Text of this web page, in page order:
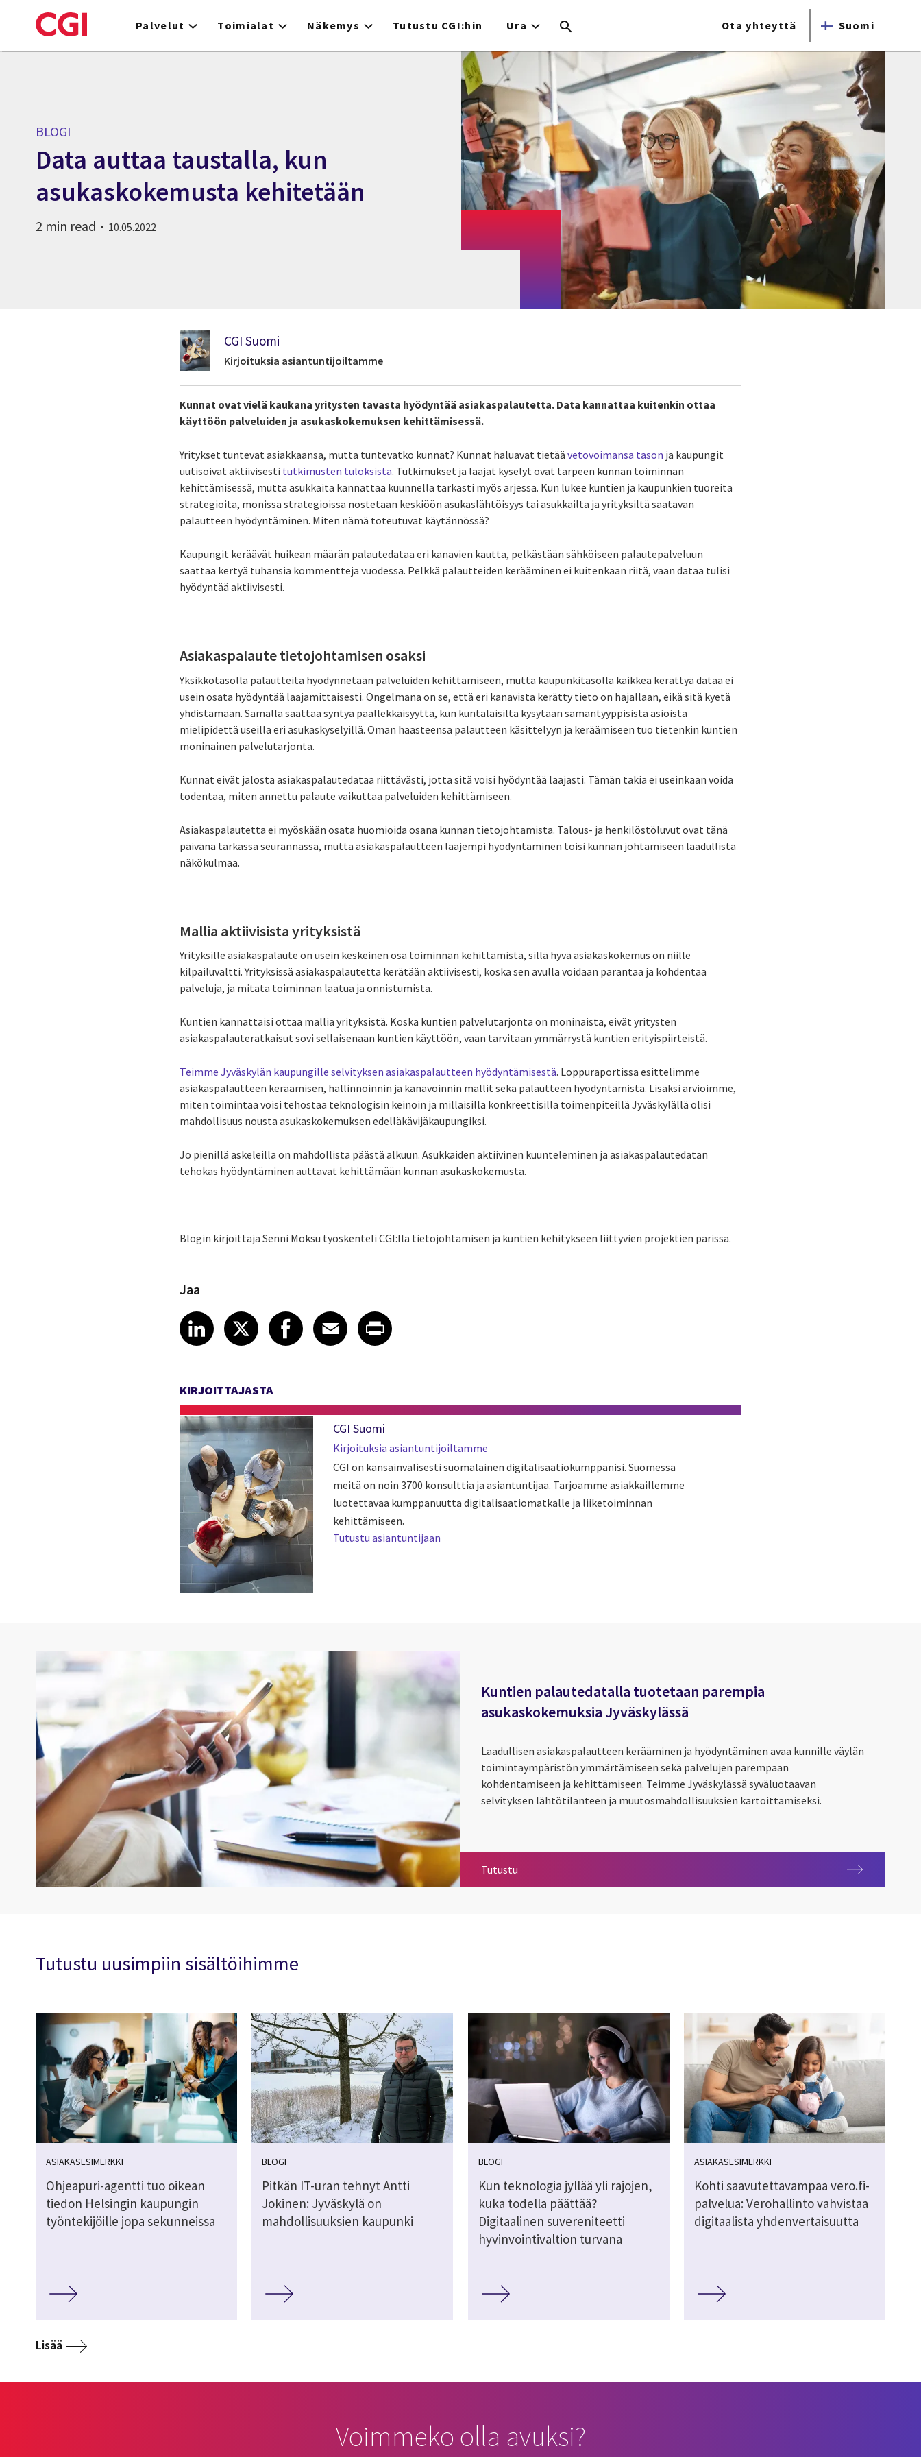
to
Palvelut Toimialat Näkemys Tutustu CGI:hin Ura Ota yhteyttä Suomi
BLOGI
Data auttaa taustalla, kun
asukaskokemusta kehitetään
2 min read 10.05.2022
CGI Suomi
Kirjoituksia asiantuntijoiltamme
Kunnat ovat vielä kaukana yritysten tavasta hyödyntää asiakaspalautetta. Data kannattaa kuitenkin ottaa
käyttöön palveluiden ja asukaskokemuksen kehittämisessä.
Yritykset tuntevat asiakkaansa, mutta tuntevatko kunnat? Kunnat haluavat tietäävetovoimansa tason ja kaupungit
uutisoivat aktiivisesti tutkimusten tuloksista. Tutkimukset ja laajat kyselyt ovat tarpeen kunnan toiminnan
kehittämisessä, mutta asukkaita kannattaa kuunnella tarkasti myös arjessa. Kun lukee kuntien ja kaupunkien tuoreita
strategioita, monissa strategioissa nostetaan keskiöön asukaslähtöisyys tai asukkailta ja yrityksiltä saatavan
palautteen hyödyntäminen. Miten nämä toteutuvat käytännössä?
Kaupungit keräävät huikean määrän palautedataa eri kanavien kautta, pelkästään sähköiseen palautepalveluun
saattaa kertyä tuhansia kommentteja vuodessa. Pelkkä palautteiden kerääminen ei kuitenkaan riitä, vaan dataa tulisi
hyödyntää aktiivisesti.
Asiakaspalaute tietojohtamisen osaksi
Yksikkötasolla palautteita hyödynnetään palveluiden kehittämiseen, mutta kaupunkitasolla kaikkea kerättyä dataa ei
usein osata hyödyntää laajamittaisesti. Ongelmana on se, että eri kanavista kerätty tieto on hajallaan, eikä sitä kyetä
yhdistämään. Samalla saattaa syntyä päällekkäisyyttä, kun kuntalaisilta kysytään samantyyppisistä asioista
mielipidettä useilla eri asukaskyselyillä. Oman haasteensa palautteen käsittelyyn ja keräämiseen tuo tietenkin kuntien
moninainen palvelutarjonta.
Kunnat eivät jalosta asiakaspalautedataa riittävästi, jotta sitä voisi hyödyntää laajasti. Tämän takia ei useinkaan voida
todentaa, miten annettu palaute vaikuttaa palveluiden kehittämiseen.
Asiakaspalautetta ei myöskään osata huomioida osana kunnan tietojohtamista. Talous- ja henkilöstöluvut ovat tänä
päivänä tarkassa seurannassa, mutta asiakaspalautteen laajempi hyödyntäminen toisi kunnan johtamiseen laadullista
näkökulmaa.
Mallia aktiivisista yrityksistä
Yrityksille asiakaspalaute on usein keskeinen osa toiminnan kehittämistä, sillä hyvä asiakaskokemus on niille
kilpailuvaltti. Yrityksissä asiakaspalautetta kerätään aktiivisesti, koska sen avulla voidaan parantaa ja kohdentaa
palveluja, ja mitata toiminnan laatua ja onnistumista.
Kuntien kannattaisi ottaa mallia yrityksistä. Koska kuntien palvelutarjonta on moninaista, eivät yritysten
asiakaspalauteratkaisut sovi sellaisenaan kuntien käyttöön, vaan tarvitaan ymmärrystä kuntien erityispiirteistä.
Teimme Jyväskylän kaupungille selvityksen asiakaspalautteen hyödyntämisestä. Loppuraportissa esittelimme
asiakaspalautteen keräämisen, hallinnoinnin ja kanavoinnin mallit sekä palautteen hyödyntämistä. Lisäksi arvioimme,
miten toimintaa voisi tehostaa teknologisin keinoin ja millaisilla konkreettisilla toimenpiteillä Jyväskylällä olisi
mahdollisuus nousta asukaskokemuksen edelläkävijäkaupungiksi.
Jo pienillä askeleilla on mahdollista päästä alkuun. Asukkaiden aktiivinen kuunteleminen ja asiakaspalautedatan
tehokas hyödyntäminen auttavat kehittämään kunnan asukaskokemusta.
Blogin kirjoittaja Senni Moksu työskenteli CGI:llä tietojohtamisen ja kuntien kehitykseen liittyvien projektien parissa.
Jaa
Share article on LinkedIn
LinkedIn
Share article on X
XShare article on Facebook
Facebook
Share article on Email
Email
Share article on Print
KIRJOITTAJASTA
CGI Suomi
Kirjoituksia asiantuntijoiltamme
CGI on kansainvälisesti suomalainen digitalisaatiokumppanisi. Suomessa
meitä on noin 3700 konsulttia ja asiantuntijaa. Tarjoamme asiakkaillemme
luotettavaa kumppanuutta digitalisaatiomatkalle ja liiketoiminnan
kehittämiseen.
Tutustu asiantuntijaan
Kuntien palautedatalla tuotetaan parempia
asukaskokemuksia Jyväskylässä
Laadullisen asiakaspalautteen kerääminen ja hyödyntäminen avaa kunnille väylän
toimintaympäristön ymmärtämiseen sekä palvelujen parempaan
kohdentamiseen ja kehittämiseen. Teimme Jyväskylässä syväluotaavan
selvityksen lähtötilanteen ja muutosmahdollisuuksien kartoittamiseksi.
Tutustu Kuntien palautedatalla tuotetaan parempia asukaskokemuksia Jyväskylässä
Tutustu uusimpiin sisältöihimme
ASIAKASESIMERKKI
Ohjeapuri-agentti tuo oikean
tiedon Helsingin kaupungin
työntekijöille jopa sekunneissa
BLOGI
Pitkän IT-uran tehnyt Antti
Jokinen: Jyväskylä on
mahdollisuuksien kaupunki
BLOGI
Kun teknologia jyllää yli rajojen,
kuka todella päättää?
Digitaalinen suvereniteetti
hyvinvointivaltion turvana
ASIAKASESIMERKKI
Kohti saavutettavampaa vero.fi-
palvelua: Verohallinto vahvistaa
digitaalista yhdenvertaisuutta
Lisää
Voimmeko olla avuksi?